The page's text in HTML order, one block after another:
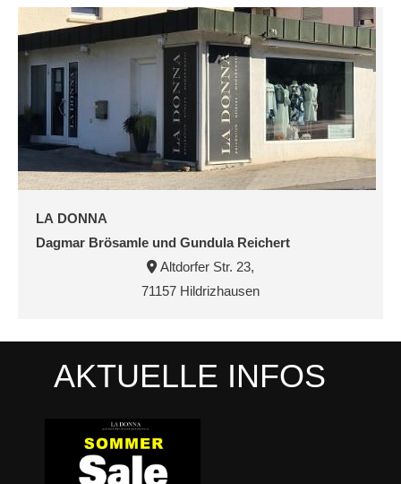
LA DONNA
Dagmar Brösamle und Gundula Reichert
Altdorfer Str. 23,
71157 Hildrizhausen
AKTUELLE INFOS